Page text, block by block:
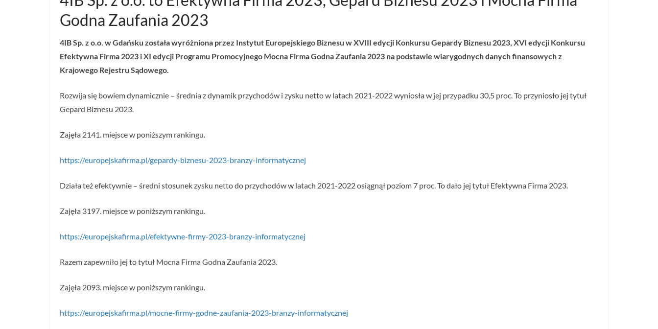
Godna Zaufania 2023
4IB Sp. z o.o. w Gdańsku została wyróżniona przez Instytut Europejskiego Biznesu w XVIII edycji Konkursu Gepardy Biznesu 2023, XVI edycji Konkursu
Efektywna Firma 2023 i XI edycji Programu Promocyjnego Mocna Firma Godna Zaufania 2023 na podstawie wiarygodnych danych finansowych z
Krajowego Rejestru Sądowego.
Rozwija się bowiem dynamicznie – średnia z dynamik przychodów i zysku netto w latach 2021-2022 wyniosła w jej przypadku 30,5 proc. To przyniosło jej tytuł
Gepard Biznesu 2023.
Zajęła 2141. miejsce w poniższym rankingu.
https://europejskafirma.pl/gepardy-biznesu-2023-branzy-informatycznej
Działa też efektywnie – średni stosunek zysku netto do przychodów w latach 2021-2022 osiągnął poziom 7 proc. To dało jej tytuł Efektywna Firma 2023.
Zajęła 3197. miejsce w poniższym rankingu.
https://europejskafirma.pl/efektywne-firmy-2023-branzy-informatycznej
Razem zapewniło jej to tytuł Mocna Firma Godna Zaufania 2023.
Zajęła 2093. miejsce w poniższym rankingu.
https://europejskafirma.pl/mocne-firmy-godne-zaufania-2023-branzy-informatycznej